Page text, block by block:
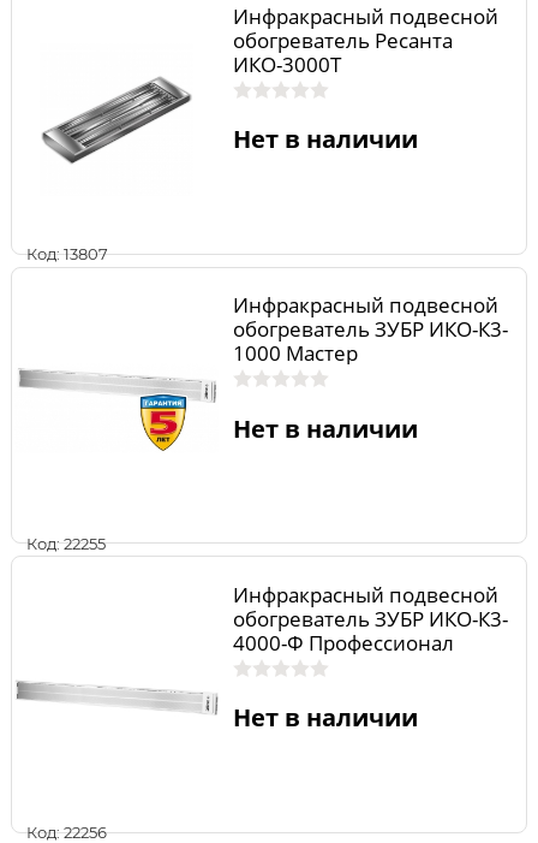
Код: 13807
Инфракрасный подвесной
обогреватель Ресанта
ИКО-3000T
Нет в наличии
Код: 22255
Инфракрасный подвесной
обогреватель ЗУБР ИКО-К3-
1000 Мастер
Нет в наличии
Код: 22256
Инфракрасный подвесной
обогреватель ЗУБР ИКО-К3-
4000-Ф Профессионал
Нет в наличии